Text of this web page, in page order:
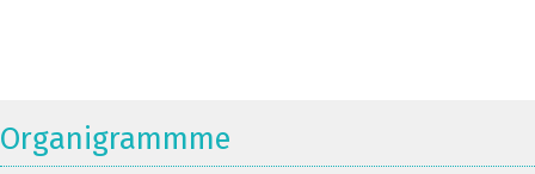
Organigrammme